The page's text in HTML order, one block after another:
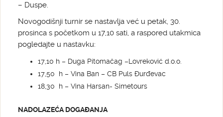
– Duspe.
Novogodišnji turnir se nastavlja već u petak, 30.
prosinca s početkom u 17,10 sati, a raspored utakmica
pogledajte u nastavku:
17,10 h – Duga Pitomačag –Lovreković d.o.o.
17,50 h – Vina Ban – CB Puls Đurđevac
18,30 h – Vina Harsan- Simetours
NADOLAZEĆA DOGAĐANJA